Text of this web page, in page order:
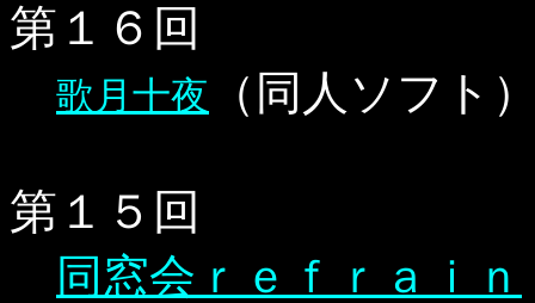
第１６回
歌月十夜 （同人ソフト
第１５回
同窓会ｒｅｆｒａｉｎ